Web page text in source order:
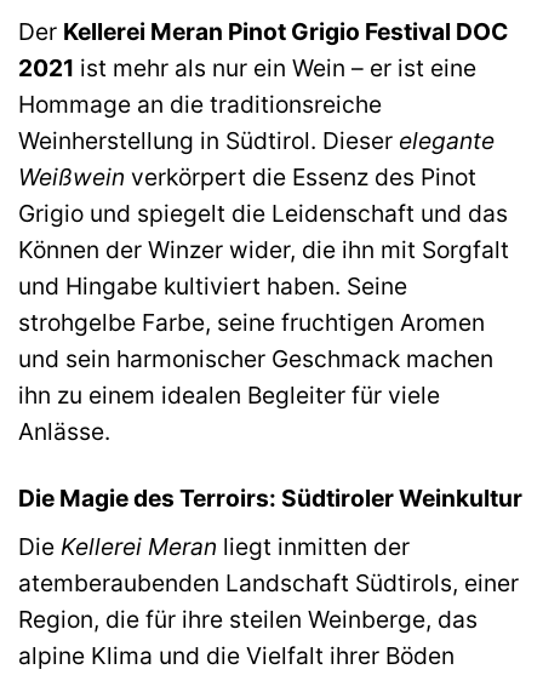
Der Kellerei Meran Pinot Grigio Festival DOC
2021 ist mehr als nur ein Wein – er ist eine
Hommage an die traditionsreiche
Weinherstellung in Südtirol. Dieser elegante
Weißwein verkörpert die Essenz des Pinot
Grigio und spiegelt die Leidenschaft und das
Können der Winzer wider, die ihn mit Sorgfalt
und Hingabe kultiviert haben. Seine
strohgelbe Farbe, seine fruchtigen Aromen
und sein harmonischer Geschmack machen
ihn zu einem idealen Begleiter für viele
Anlässe.
Die Magie des Terroirs: Südtiroler Weinkultur
Die Kellerei Meran liegt inmitten der
atemberaubenden Landschaft Südtirols, einer
Region, die für ihre steilen Weinberge, das
alpine Klima und die Vielfalt ihrer Böden